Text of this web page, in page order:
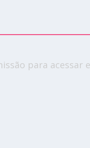
para acessar